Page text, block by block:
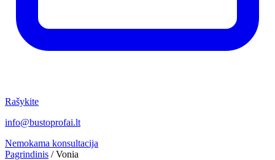
Rašykite
info@bustoprofai.lt
Nemokama konsultacija
Pagrindinis /Vonia